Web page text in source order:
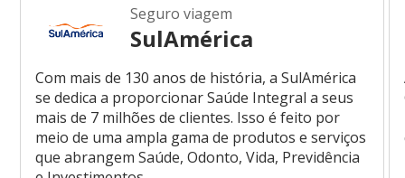
Seguro viagem
SulAmérica
Com mais de 130 anos de história, a SulAmérica
se dedica a proporcionar Saúde Integral a seus
mais de 7 milhões de clientes. Isso é feito por
meio de uma ampla gama de produtos e serviços
que abrangem Saúde, Odonto, Vida, Previdência